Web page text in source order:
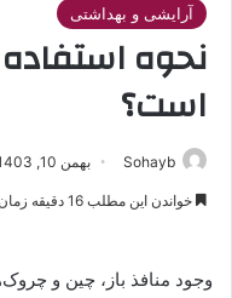
آرایشی و بهداشتی
نحوه استفاده
است؟
Sohayb بهمن 10, 1403
خواندن این مطلب 16 دقیقه زمان میبرد
وجود منافذ باز، چین و